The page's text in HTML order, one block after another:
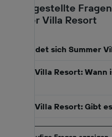
Häufig gestellte
Summer Villa Resort
Wo befindet sich Summer
Summer Villa Resort:
Summer Villa Resort: Gibt